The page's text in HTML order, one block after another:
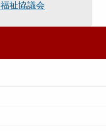
祉協議会